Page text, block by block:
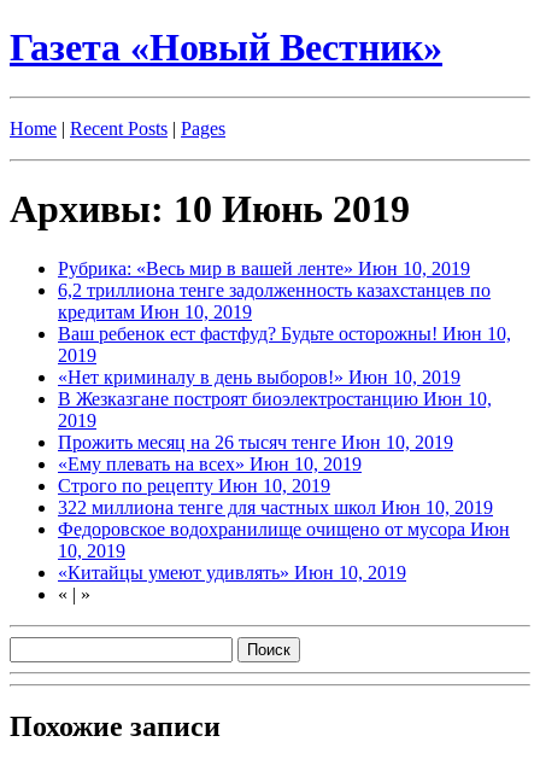
Газета «Новый Вестник»
Home | Recent Posts | Pages
Архивы: 10 Июнь 2019
Рубрика: «Весь мир в вашей ленте» Июн 10, 2019
6,2 триллиона тенге задолженность казахстанцев по
кредитам Июн 10, 2019
Ваш ребенок ест фастфуд? Будьте осторожны! Июн 10,
2019
«Нет криминалу в день выборов!» Июн 10, 2019
В Жезказгане построят биоэлектростанцию Июн 10,
2019
Прожить месяц на 26 тысяч тенге Июн 10, 2019
«Ему плевать на всех» Июн 10, 2019
Строго по рецепту Июн 10, 2019
322 миллиона тенге для частных школ Июн 10, 2019
Федоровское водохранилище очищено от мусора Июн
10, 2019
«Китайцы умеют удивлять» Июн 10, 2019
« | »
Похожие записи